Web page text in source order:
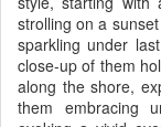
strolling on a
sparkling under
close-up of them
along the shore,
them embracing